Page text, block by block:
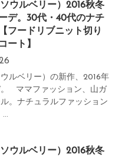
ウルベリー）2016秋冬
デ。30代・40代のナチ
フードリブニット切り
ート】
ルベリー）の新作、2016年
ママファッション、山ガ
。ナチュラルファッション
ウルベリー）2016秋冬